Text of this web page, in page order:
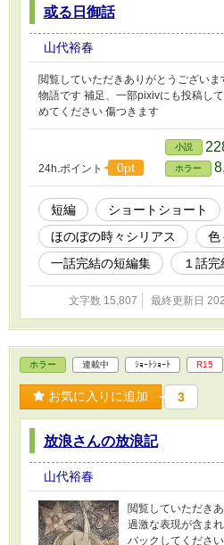
或る日御話
山代裕春
閲覧していただきありがとうござい
物語です 補足、一部pixivにも投稿し
めてください 傷つきます
24h.ポイント 0pt
小説
ホラー
短編 ショートショート
ほのぼの時々シリアス
色
一話完結の短編集
１話完
文字数 15,807 最終更新日
ホラー 連載中 ｼｮｰﾄｼｮｰﾄ R15
お気に入りに追加 3
放浪さんの放浪記
山代裕春
閲覧していただき
過激な表現が含ま
バックしてくださ